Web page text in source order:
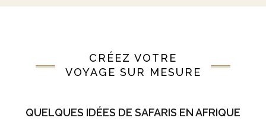
CRÉEZ VOTRE
VOYAGE SUR MESURE
QUELQUES IDÉES DE SAFARIS EN AFRIQUE